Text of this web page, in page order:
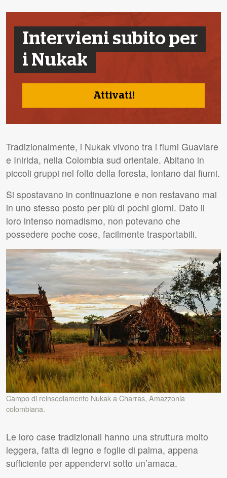
Intervieni subito per
i Nukak
Attivati!
Tradizionalmente, i Nukak vivono tra i fiumi Guaviare
e Inirida, nella Colombia sud orientale. Abitano in
piccoli gruppi nel folto della foresta, lontano dai fiumi.
Si spostavano in continuazione e non restavano mai
in uno stesso posto per più di pochi giorni. Dato il
loro intenso nomadismo, non potevano che
possedere poche cose, facilmente trasportabili.
Campo di reinsediamento Nukak a Charras, Amazzonia
colombiana.
Le loro case tradizionali hanno una struttura molto
leggera, fatta di legno e foglie di palma, appena
sufficiente per appendervi sotto un’amaca.